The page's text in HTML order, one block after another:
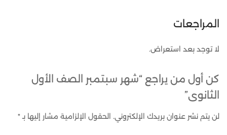
المراجعات
لا توجد بعد استعراض.
كن أول من يراجع “شهر سبتمبر الصف الأول
الثانوى”
لن يتم نشر عنوان بريدك الإلكتروني. الحقول الإلزامية مشار إليها بـ*